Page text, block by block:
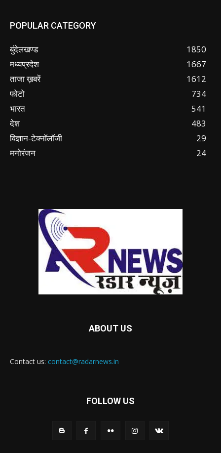
POPULAR CATEGORY
बुंदेलखण्ड
1850
मध्यप्रदेश
1667
ताजा ख़बरें
1612
फोटो
734
भारत
541
देश
483
विज्ञान-टेक्नॉलॉजी
29
मनोरंजन
24
ABOUT US
Contact us: contact@radarnews.in
FOLLOW US